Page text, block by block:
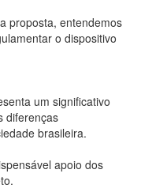
proposta, entendemos
o dispositivo
um significativo
diferenças
brasileira.
apoio dos